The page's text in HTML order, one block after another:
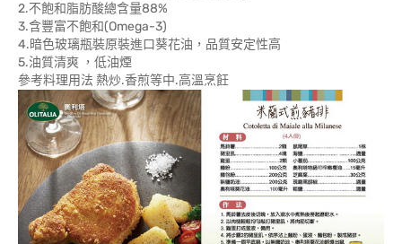
2.不飽和脂肪酸總含量88%
3.含豐富不飽和(Omega-3)
4.暗色玻璃瓶裝原裝進口葵花油，品質安定性高
5.油質清爽 ，低油煙
參考料理用法 熱炒.香煎等中.高溫烹飪